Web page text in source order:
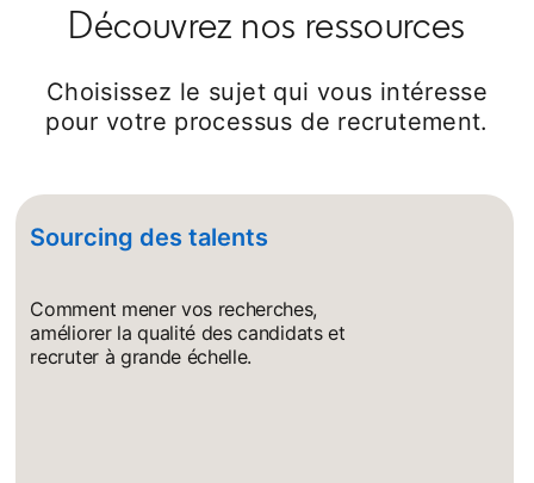
Découvrez nos ressources
Choisissez le sujet qui vous intéresse
pour votre processus de recrutement.
Sourcing des talents
Comment mener vos recherches,
améliorer la qualité des candidats et
recruter à grande échelle.